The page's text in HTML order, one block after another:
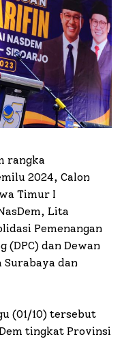
rangka
2024, Calon
Timur I
Lita
Pemenangan
(DPC) dan Dewan
Surabaya dan
(01/10) tersebut
tingkat Provinsi